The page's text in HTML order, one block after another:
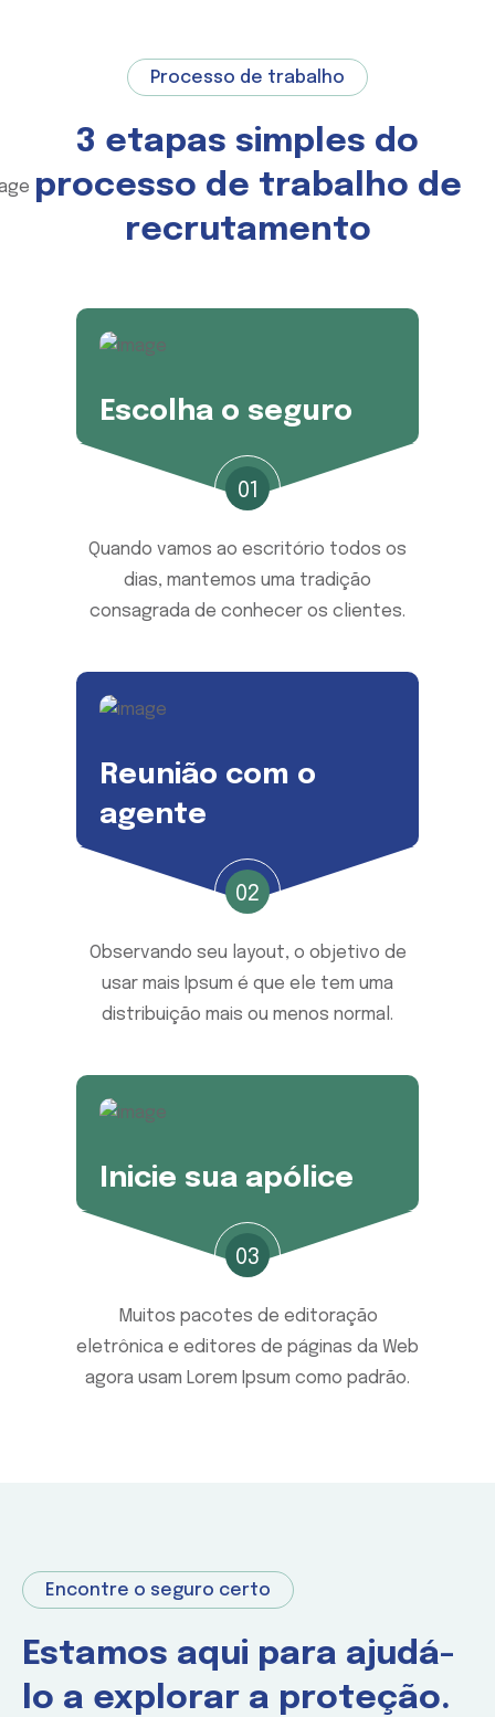
Processo de trabalho
3 etapas simples do
processo de trabalho de
recrutamento
Escolha o seguro
01
Quando vamos ao escritório todos os
dias, mantemos uma tradição
consagrada de conhecer os clientes.
Reunião com o
agente
02
Observando seu layout, o objetivo de
usar mais Ipsum é que ele tem uma
distribuição mais ou menos normal.
Inicie sua apólice
03
Muitos pacotes de editoração
eletrônica e editores de páginas da Web
agora usam Lorem Ipsum como padrão.
Encontre o seguro certo
Estamos aqui para ajudá-
lo a explorar a proteção.